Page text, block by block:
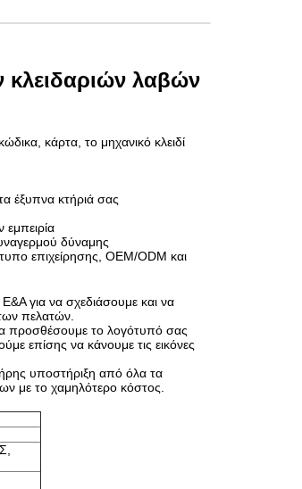
κλειδαριών λαβών
κάρτα, το μηχανικό κλειδί
έξυπνα κτήριά σας
δύναμης
επιχείρησης, OEM/ODM και
για να σχεδιάσουμε και να
πελατών.
προσθέσουμε το λογότυπό σας
επίσης να κάνουμε τις εικόνες
υποστήριξη από όλα τα
με το χαμηλότερο κόστος.